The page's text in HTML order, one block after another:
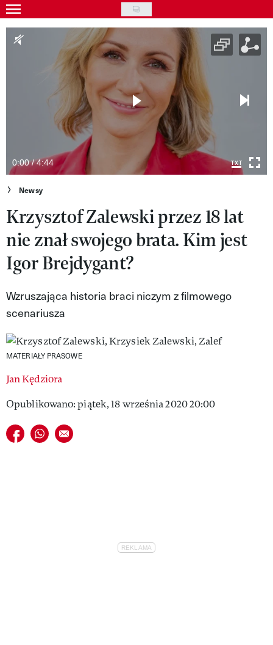
Skip
to
main
Gwiazdy
Kultura
Wideo
Nasze akcje
VIVA!ART
VIVA!MODA
VIVA!MAN
VIVA!PEOPLE POWER
0:00 / 4:44
Newsy
Krzysztof Zalewski przez 18 lat
nie znał swojego brata. Kim jest
Igor Brejdygant?
Wzruszająca historia braci niczym z filmowego
scenariusza
MATERIAŁY PRASOWE
Jan Kędziora
Opublikowano: piątek, 18 września 2020 20:00
Udostępnij na facebook
Udostępnij na whatsapp
E-mail do przyjaciela